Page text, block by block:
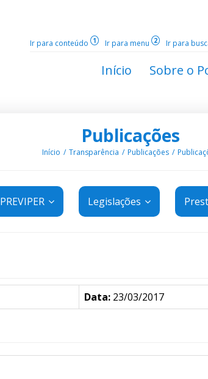
Ir para conteúdo 1 Ir para menu 2 Ir para
Início Sobre o
Publicações
Início Transparência Publicações
PREVIPER Legislações
Data: 23/03/2017